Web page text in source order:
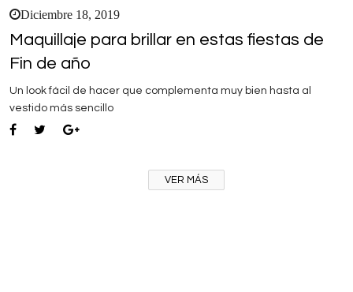
Diciembre 18, 2019
Maquillaje para brillar en estas fiestas de
Fin de año
Un look fácil de hacer que complementa muy bien hasta al
vestido más sencillo
VER MÁS